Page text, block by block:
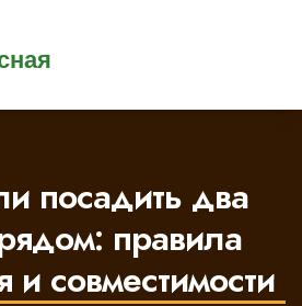
посадить два
правила
и совместимости